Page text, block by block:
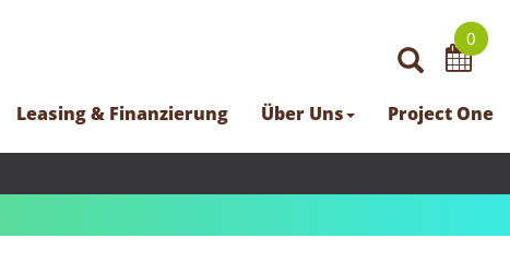
0
Leasing & Finanzierung Über Uns Project One